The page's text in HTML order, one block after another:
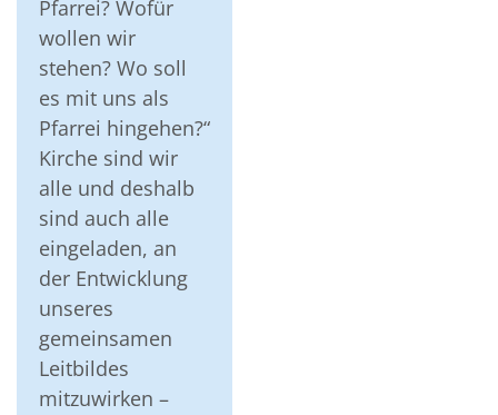
Pfarrei? Wofür
wollen wir
stehen? Wo soll
es mit uns als
Pfarrei hingehen?“
Kirche sind wir
alle und deshalb
sind auch alle
eingeladen, an
der Entwicklung
unseres
gemeinsamen
Leitbildes
mitzuwirken –